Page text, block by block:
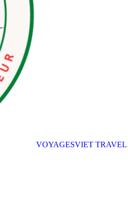
VOYAGESVIET TRAVEL